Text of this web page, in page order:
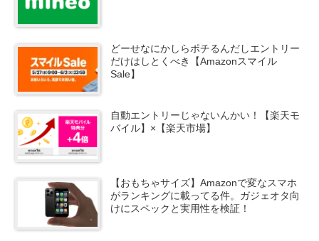
どーせなにかしらポチるんだしエントリー
だけはしとくべき【Amazonスマイル
Sale】
自動エントリーじゃないんかい！【楽天モ
バイル】×【楽天市場】
【おもちゃサイズ】Amazonで変なスマホ
がランキングに載ってる件。ガジェオタ向
けにスペックと実用性を検証！